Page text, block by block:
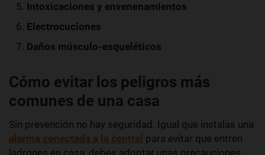
Intoxicaciones y envenenamientos
Electrocuciones
Daños músculo-esqueléticos
Cómo evitar los peligros más
comunes de una casa
Sin prevención no hay seguridad. Igual que instalas una
alarma conectada a la central para evitar que entren